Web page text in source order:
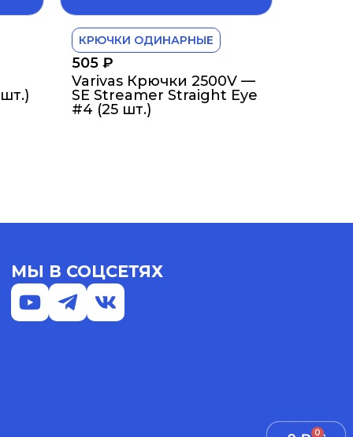
0
КРЮЧКИ ОДИНАРНЫЕ
505 ₽
Varivas Крючки 2500V —
SE Streamer Straight Eye
#4 (25 шт.)
МЫ В СОЦСЕТЯХ